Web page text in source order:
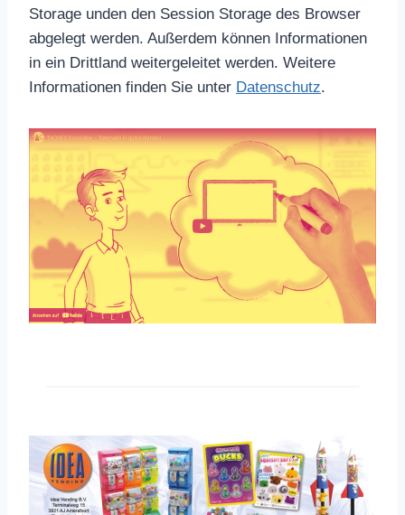
Storage unden den Session Storage des Browser
abgelegt werden. Außerdem können Informationen
in ein Drittland weitergeleitet werden. Weitere
Informationen finden Sie unter Datenschutz.